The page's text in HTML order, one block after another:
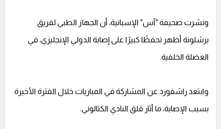
ونشرت صحيفة "آس" الإسبانية، أن الجهاز الطبي لفريق
برشلونة أظهر تحفظًا كبيرًا على إصابة الدولي الإنجليزي، في
العضلة الخلفية.
وابتعد راشفورد عن المشاركة في المباريات خلال الفترة الأخيرة
بسبب الإصابة، ما أثار قلق النادي الكتالوني.